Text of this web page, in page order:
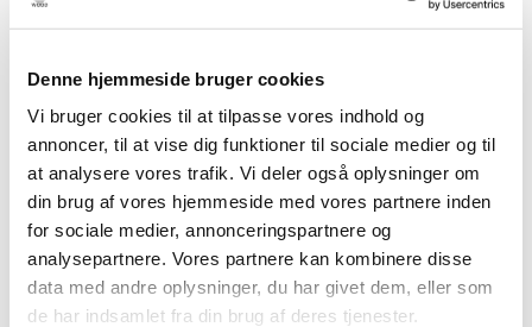
Denne hjemmeside bruger cookies
Vi bruger cookies til at tilpasse vores indhold og
annoncer, til at vise dig funktioner til sociale medier og til
at analysere vores trafik. Vi deler også oplysninger om
din brug af vores hjemmeside med vores partnere inden
for sociale medier, annonceringspartnere og
analysepartnere. Vores partnere kan kombinere disse
data med andre oplysninger, du har givet dem, eller som
de har indsamlet fra din brug af deres tjenester.
Skåle, Fade og Tallerkener
Lys og lamper
Bordlamper
Loftrosetter
Vægrosetter
Lysestager
Stearinlys
Ester & Erik 32 cm.